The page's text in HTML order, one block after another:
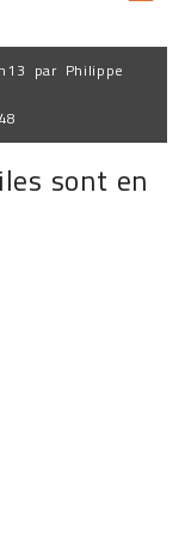
par Philippe
sont en